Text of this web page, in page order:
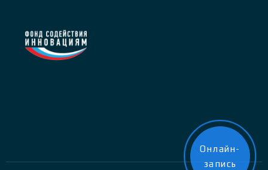
Онлайн-
запись